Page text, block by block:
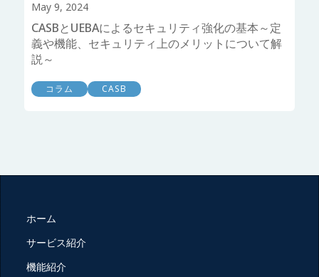
May 9, 2024
CASBとUEBAによるセキュリティ強化の基本～定
義や機能、セキュリティ上のメリットについて解
説～
コラム CASB
ホーム
サービス紹介
機能紹介